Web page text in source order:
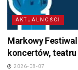
AKTUALNOŚCI
Markowy
koncertów,
2026-08-07